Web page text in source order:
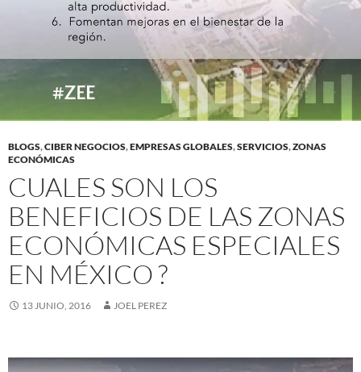
BLOGS,CIBER NEGOCIOS,EMPRESAS GLOBALES,SERVICIOS,ZONAS
ECONÓMICAS
CUALES SON LOS
BENEFICIOS DE LAS ZONAS
ECONÓMICAS ESPECIALES
EN MÉXICO ?
13 JUNIO, 2016 JOEL PEREZ